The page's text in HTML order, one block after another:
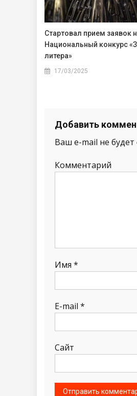
Стартовал прием заявок
Национальный конкурс
литера»
17/03/2025
Добавить
Ваш e-mail не будет
Комментарий
Имя *
E-mail *
Сайт